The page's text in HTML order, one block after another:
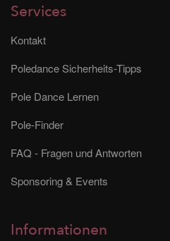
Services
Kontakt
Poledance Sicherheits-Tipps
Pole Dance Lernen
Pole-Finder
FAQ - Fragen und Antworten
Sponsoring & Events
Informationen